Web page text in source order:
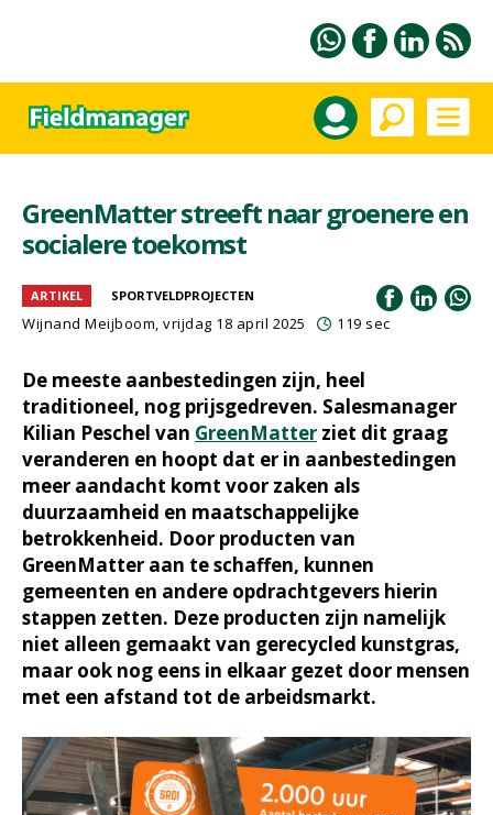
GreenMatter streeft naar groenere en
socialere toekomst
ARTIKEL SPORTVELDPROJECTEN
Wijnand Meijboom, vrijdag 18 april 2025 119 sec
De meeste aanbestedingen zijn, heel
traditioneel, nog prijsgedreven. Salesmanager
Kilian Peschel van GreenMatter ziet dit graag
veranderen en hoopt dat er in aanbestedingen
meer aandacht komt voor zaken als
duurzaamheid en maatschappelijke
betrokkenheid. Door producten van
GreenMatter aan te schaffen, kunnen
gemeenten en andere opdrachtgevers hierin
stappen zetten. Deze producten zijn namelijk
niet alleen gemaakt van gerecycled kunstgras,
maar ook nog eens in elkaar gezet door mensen
met een afstand tot de arbeidsmarkt.